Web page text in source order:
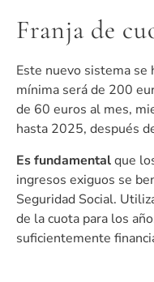
Franja de
Este nuevo sistema
mínima será de 200
de 60 euros al mes,
hasta 2025, después
Es fundamentalque
ingresos exiguos se
Seguridad Social.
de la cuota para los
suficientemente